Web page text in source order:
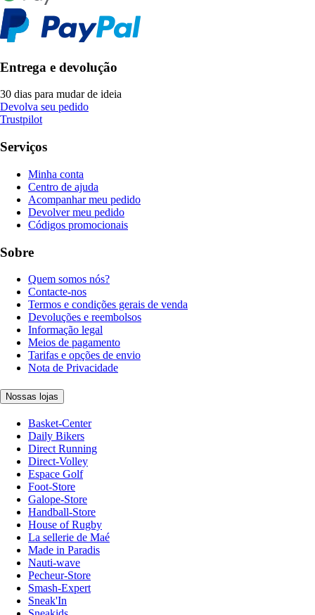
Entrega e devolução
30 dias para mudar de ideia
Devolva seu pedido
Trustpilot
Serviços
Minha conta
Centro de ajuda
Acompanhar meu pedido
Devolver meu pedido
Códigos promocionais
Sobre
Quem somos nós?
Contacte-nos
Termos e condições gerais de venda
Devoluções e reembolsos
Informação legal
Meios de pagamento
Tarifas e opções de envio
Nota de Privacidade
Nossas lojas
Basket-Center
Daily Bikers
Direct Running
Direct-Volley
Espace Golf
Foot-Store
Galope-Store
Handball-Store
House of Rugby
La sellerie de Maé
Made in Paradis
Nauti-wave
Pecheur-Store
Smash-Expert
Sneak'In